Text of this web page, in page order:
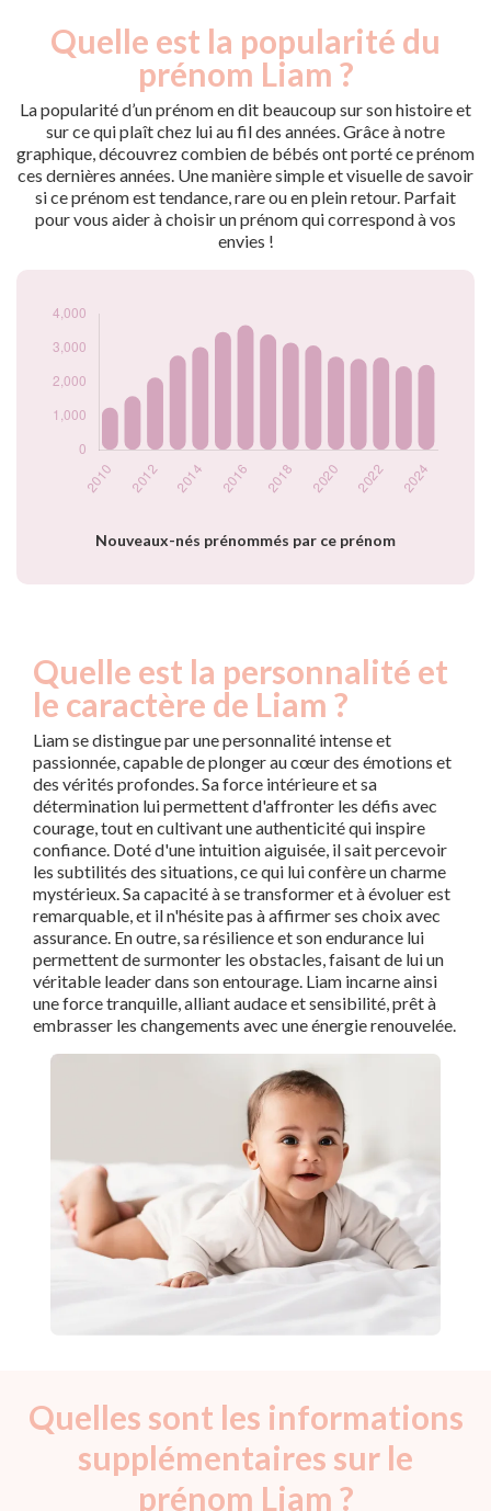
Quelle est la popularité du
prénom Liam ?
La popularité d’un prénom en dit beaucoup sur son histoire et
sur ce qui plaît chez lui au fil des années. Grâce à notre
graphique, découvrez combien de bébés ont porté ce prénom
ces dernières années. Une manière simple et visuelle de savoir
si ce prénom est tendance, rare ou en plein retour. Parfait
pour vous aider à choisir un prénom qui correspond à vos
envies !
Nouveaux-nés prénommés par ce prénom
Popularité du
Année
Nouveaux-
nés
2010
1245
2011
1580
2012
2130
2013
2770
2014
3025
2015
3470
3070
2020
2745
2021
2675
2023
2460
2500
Quelle est la personnalité et
le caractère de Liam ?
Liam se distingue par une personnalité intense et
passionnée, capable de plonger au cœur des émotions et
des vérités profondes. Sa force intérieure et sa
détermination lui permettent d'affronter les défis avec
courage, tout en cultivant une authenticité qui inspire
confiance. Doté d'une intuition aiguisée, il sait percevoir
les subtilités des situations, ce qui lui confère un charme
mystérieux. Sa capacité à se transformer et à évoluer est
remarquable, et il n'hésite pas à affirmer ses choix avec
assurance. En outre, sa résilience et son endurance lui
permettent de surmonter les obstacles, faisant de lui un
véritable leader dans son entourage. Liam incarne ainsi
une force tranquille, alliant audace et sensibilité, prêt à
embrasser les changements avec une énergie renouvelée.
Quelles sont les informations
supplémentaires sur le
prénom Liam ?